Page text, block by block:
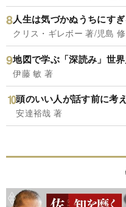
人生は気づかぬうちにすぎ
クリス・ギレボー 著/児島
地図で学ぶ「深読み」世
伊藤 敏 著
頭のいい人が話す前に考
安達裕哉 著